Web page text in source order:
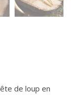
de loup en